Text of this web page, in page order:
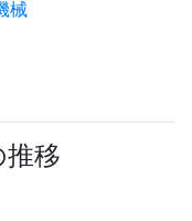
械
移